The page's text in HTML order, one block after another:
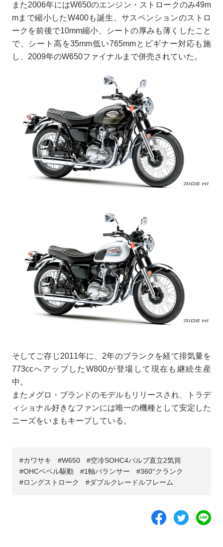
また2006年にはW650のエンジン・ストロークのみ49m
mまで縮小したW400も誕生、サスペンションのストロ
ークを前後で10mm縮小、シートの厚みも薄くしたこと
で、シート高を35mm低い765mmとビギナー対応も施
し、2009年のW650ファイナルまで併売されていた。
そしてご存じ2011年に、2年のブランクを経て排気量を
773ccへアップしたW800が登場して現在も継続生産
中。
またメグロ・ブランドのモデルもリリースされ、トラデ
ィショナル好きなファンには唯一の機種として安定した
ニーズをいまもキープしている。
カワサキ W650
空冷SOHC4バルブ直立2気筒
OHCベベル駆動
1軸バランサー
360°クランク
ロングストローク
ダブルクレードルフレーム